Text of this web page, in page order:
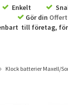
Enkelt
Gör din
till företag,
Klock batterier Maxell/